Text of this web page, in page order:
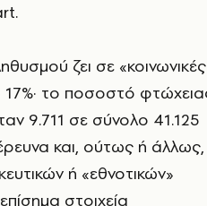
ζει σε «κοινωνικές
17%· το ποσοστό
9.711 σε σύνολο 41.125
έρευνα και, ούτως ή άλλως,
ή «εθνοτικών»
στοιχεία